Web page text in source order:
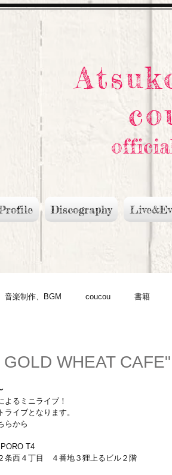
Discography
音楽制作、BGM coucou 書籍
WHEAT
よるミニライブ！
イブとなります。
らから
T4
条西４丁目　４番地３狸上るビル２階